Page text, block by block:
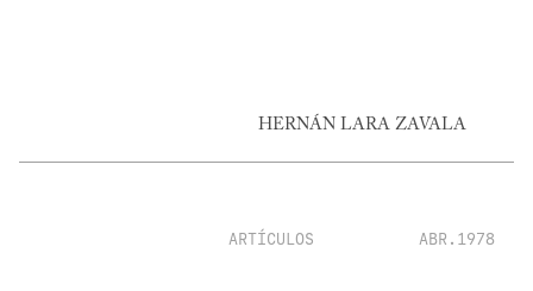
HERNÁN LARA ZAVALA
ARTÍCULOS ABR.1978